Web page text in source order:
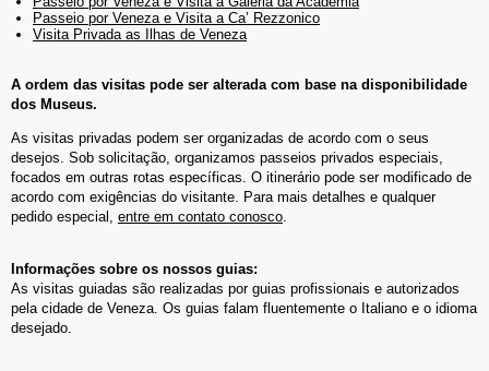
Passeio por Veneza e Visita a Ca’ Rezzonico
Visita Privada as Ilhas de Veneza
A ordem das visitas pode ser alterada com base na disponibilidade
dos Museus.
As visitas privadas podem ser organizadas de acordo com o seus
desejos. Sob solicitação, organizamos passeios privados especiais,
focados em outras rotas específicas. O itinerário pode ser modificado de
acordo com exigências do visitante. Para mais detalhes e qualquer
pedido especial, entre em contato conosco.
Informações sobre os nossos guias:
As visitas guiadas são realizadas por guias profissionais e autorizados
pela cidade de Veneza. Os guias falam fluentemente o Italiano e o idioma
desejado.